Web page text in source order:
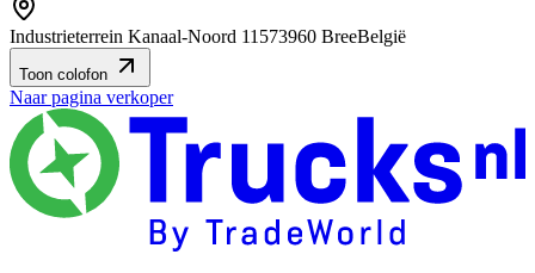
Industrieterrein Kanaal-Noord 11573960 BreeBelgië
Toon colofon
Naar pagina verkoper